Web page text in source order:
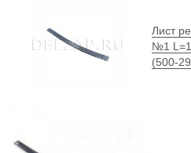
Лист
№1
(500-